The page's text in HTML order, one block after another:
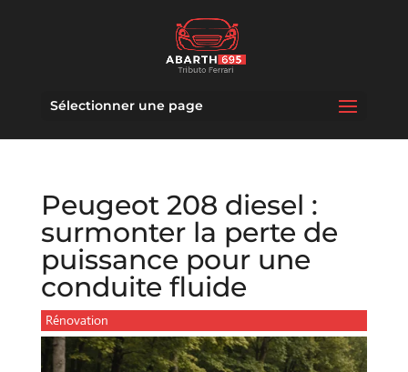
Sélectionner une page
Peugeot 208 diesel :
surmonter la perte de
puissance pour une
conduite fluide
Rénovation